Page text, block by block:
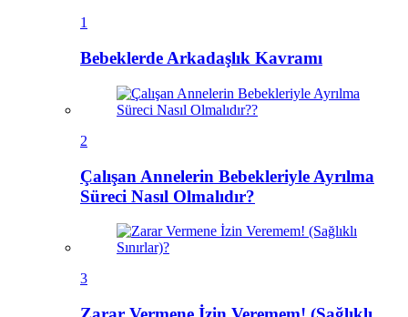
1
Bebeklerde Arkadaşlık Kavramı
2
Çalışan Annelerin Bebekleriyle Ayrılma
Süreci Nasıl Olmalıdır?
3